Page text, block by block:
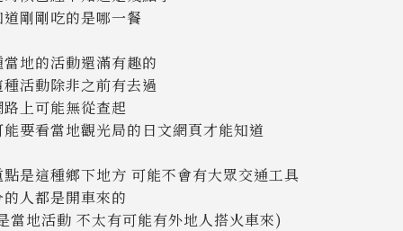
剛剛吃的是哪一餐
地的活動還滿有趣的
活動除非之前有去過
上可能無從查起
要看當地觀光局的日文網頁才能知道
點是這種鄉下地方 可能不會有大眾交通工具
人都是開車來的
當地活動 不太有可能有外地人搭火車來)